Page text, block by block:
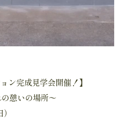
ン完成見学会開催！】
憩いの場所〜